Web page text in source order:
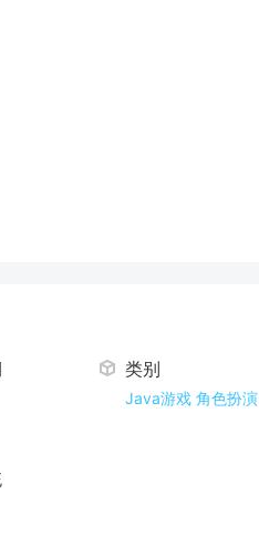
类别
Java游戏 角色扮演